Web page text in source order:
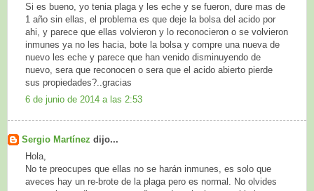
Si es bueno, yo tenia plaga y les eche y se fueron, dure mas de
1 año sin ellas, el problema es que deje la bolsa del acido por
ahi, y parece que ellas volvieron y lo reconocieron o se volvieron
inmunes ya no les hacia, bote la bolsa y compre una nueva de
nuevo les eche y parece que han venido disminuyendo de
nuevo, sera que reconocen o sera que el acido abierto pierde
sus propiedades?..gracias
6 de junio de 2014 a las 2:53
Sergio Martínez dijo...
Hola,
No te preocupes que ellas no se harán inmunes, es solo que
aveces hay un re-brote de la plaga pero es normal. No olvides